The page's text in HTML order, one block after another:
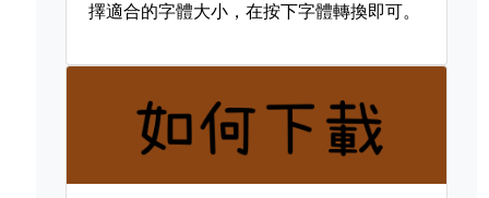
擇適合的字體大小，在按下字體轉換即可。